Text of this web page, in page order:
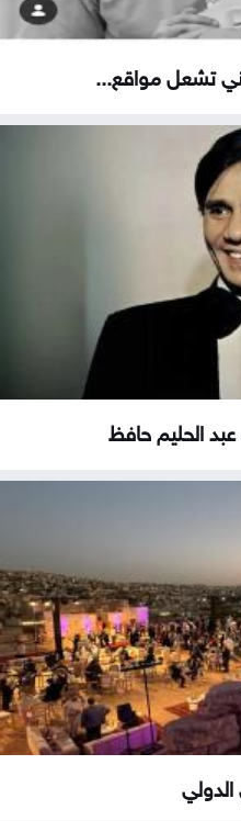
تشعل مواقع...
الحليم حافظ